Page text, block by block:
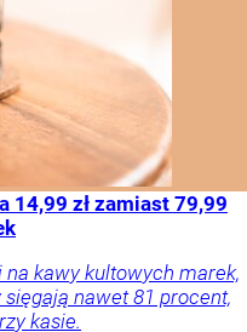
14,99 zł zamiast 79,99
na kawy kultowych marek,
nawet 81 procent,
kasie.